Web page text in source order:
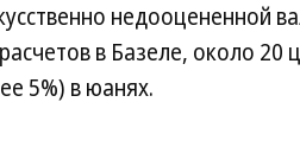
недооцененной
в Базеле, около 20
5%) в юанях.